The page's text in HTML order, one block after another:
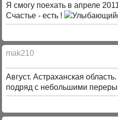
Я смогу поехать в апреле
Счастье - есть !
mak210
Август. Астраханская
подряд с небольшими